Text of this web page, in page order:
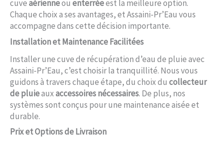
cuveaérienneou enterréeest la meilleure option.
Chaque choix a ses avantages, et Assaini-Pr’Eau vous
accompagne dans cette décision importante.
Installation et Maintenance Facilitées
Installer une cuve de récupération d’eau de pluie avec
Assaini-Pr’Eau, c’est choisir la tranquillité. Nous vous
guidons à travers chaque étape, du choix du collecteur
de pluieauxaccessoires nécessaires. De plus, nos
systèmes sont conçus pour une maintenance aisée et
durable.
Prix et Options de Livraison